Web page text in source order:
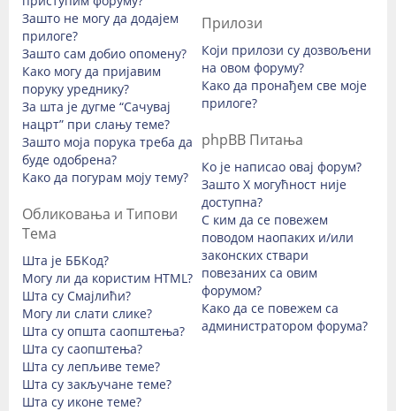
Зашто не могу да додајем
прилоге?
Зашто сам добио опомену?
Како могу да пријавим
поруку уреднику?
За шта је дугме “Сачувај
нацрт” при слању теме?
Зашто моја порука треба да
буде одобрена?
Како да погурам моју тему?
Обликовања и Типови
Тема
Шта је ББКод?
Могу ли да користим HTML?
Шта су Смајлићи?
Могу ли слати слике?
Шта су општа саопштења?
Шта су саопштења?
Шта су лепљиве теме?
Шта су закључане теме?
Шта су иконе теме?
Прилози
Који прилози су дозвољени
на овом форуму?
Како да пронађем све моје
прилоге?
phpBB Питања
Ко је написао овај форум?
Зашто X могућност није
доступна?
С ким да се повежем
поводом наопаких и/или
законских ствари
повезаних са овим
форумом?
Како да се повежем са
администратором форума?